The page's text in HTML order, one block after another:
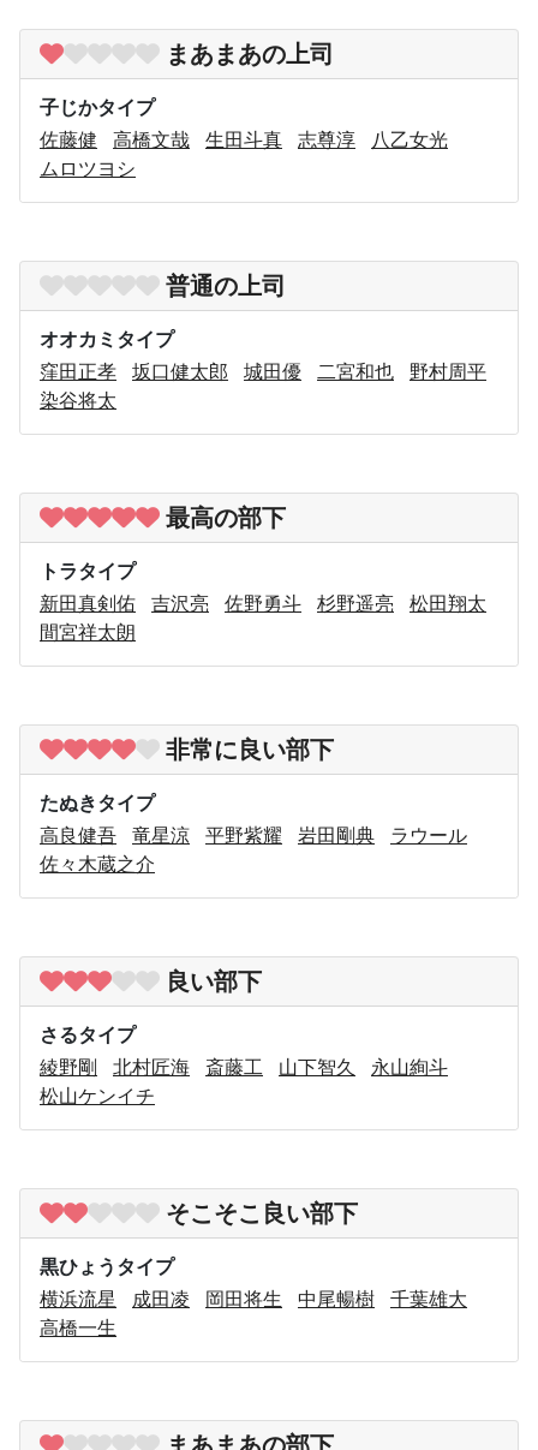
まあまあの上司
子じかタイプ
佐藤健
高橋文哉 生田斗真 志尊淳
八乙女光
ムロツヨシ
普通の上司
オオカミタイプ
窪田正孝
坂口健太郎 城田優 二宮和也
野村周平
染谷将太
最高の部下
トラタイプ
新田真剣佑
吉沢亮 佐野勇斗 杉野遥亮
松田翔太
間宮祥太朗
非常に良い部下
たぬきタイプ
高良健吾
竜星涼 平野紫耀 岩田剛典
ラウール
佐々木蔵之介
良い部下
さるタイプ
綾野剛
北村匠海 斎藤工 山下智久
永山絢斗
松山ケンイチ
そこそこ良い部下
黒ひょうタイプ
横浜流星
成田凌 岡田将生 中尾暢樹
千葉雄大
高橋一生